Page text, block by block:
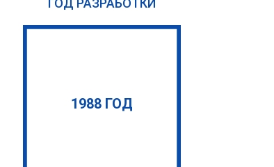
ГОД РАЗРАБОТКИ
1988 ГОД